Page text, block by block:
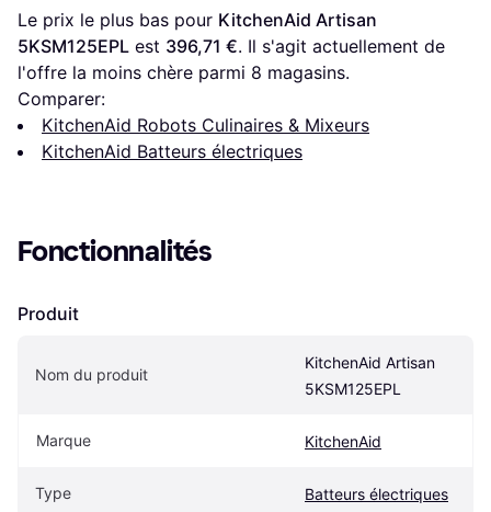
Le prix le plus bas pour KitchenAid Artisan
5KSM125EPL est 396,71 €. Il s'agit actuellement de
l'offre la moins chère parmi 8 magasins.
Comparer:
KitchenAid Robots Culinaires & Mixeurs
KitchenAid Batteurs électriques
Fonctionnalités
Produit
Nom du produit
KitchenAid Artisan
5KSM125EPL
Marque KitchenAid
Type Batteurs électriques